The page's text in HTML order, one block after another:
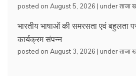
posted on August 5, 2026 | underताजा
भारतीय भाषाओं की समरसता एवं बहुलता
कार्यक्रम संपन्न
posted on August 3, 2026 | underताजा